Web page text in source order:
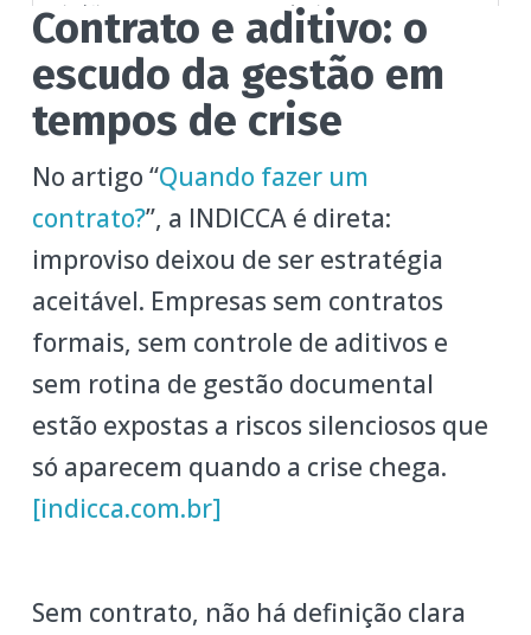
Contrato e aditivo: o
escudo da gestão em
tempos de crise
No artigo “Quando fazer um
contrato?”, a INDICCA é direta:
improviso deixou de ser estratégia
aceitável. Empresas sem contratos
formais, sem controle de aditivos e
sem rotina de gestão documental
estão expostas a riscos silenciosos que
só aparecem quando a crise chega.
[indicca.com.br]
Sem contrato, não há definição clara